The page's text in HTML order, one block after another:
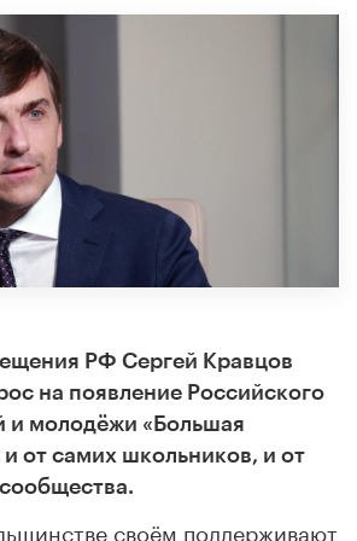
РФ Сергей Кравцов
на появление Российского
и молодёжи «Большая
и от самих школьников, и от
своём поддерживают